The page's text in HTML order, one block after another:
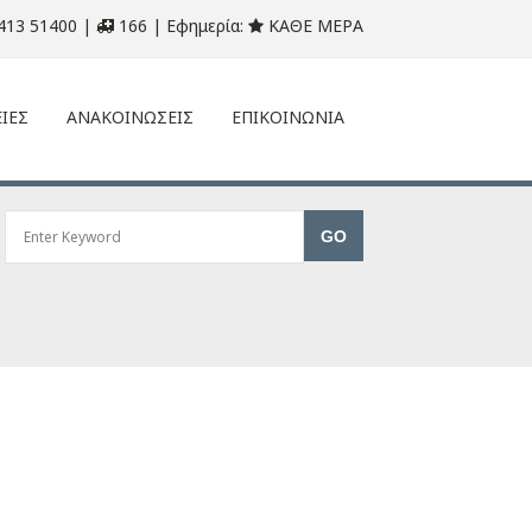
51400 | 166 | Εφημερία: ΚΑΘΕ ΜΕΡΑ
ΑΝΑΚΟΙΝΩΣΕΙΣ ΕΠΙΚΟΙΝΩΝΙΑ